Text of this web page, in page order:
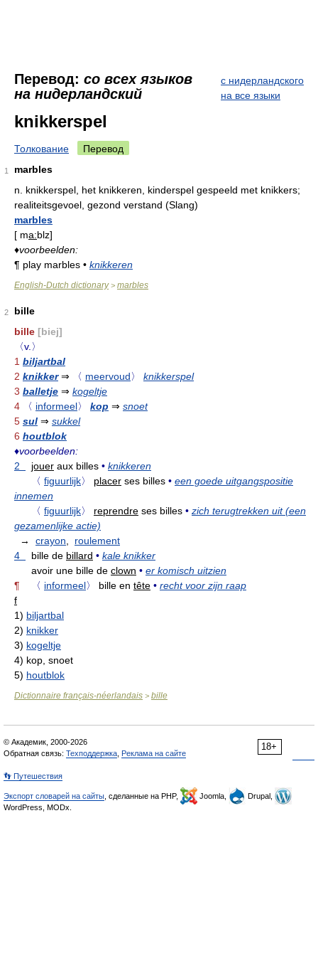
Перевод: со всех языков
на нидерландский
с нидерландского
на все языки
knikkerspel
Толкование Перевод
1
marbles
n.
knikkerspel, het knikkeren, kinderspel gespeeld met knikkers;
realiteitsgevoel, gezond verstand (Slang)
marbles
[ ma:blz]
♦voorbeelden:
¶ play marbles • knikkeren
English-Dutch dictionary> marbles
2
bille
bille [biej]
〈v.〉
1 biljartbal
2 knikker⇒ 〈 meervoud〉
knikkerspel
3 balletje ⇒ kogeltje
4
〈 informeel〉 kop ⇒ snoet
5 sul ⇒ sukkel
6 houtblok
♦voorbeelden:
2
jouer aux billes • knikkeren
〈 figuurlijk〉 placer ses billes • een goede uitgangspositie
innemen
〈 figuurlijk〉 reprendre ses billes • zich terugtrekken uit (een
gezamenlijke actie)
→ crayon
roulement
4
bille de billard • kale knikker
avoir une bille de clown • er komisch uitzien
¶
〈 informeel〉 bille en tête • recht voor zijn raap
f
1) biljartbal
2) knikker
3) kogeltje
4) kop, snoet
5) houtblok
Dictionnaire français-néerlandais > bille
18+
© Академик, 2000-2026
Обратная связь: Техподдержка Реклама на сайте
👣 Путешествия
Экспорт словарей на сайты , сделанные на PHP, Joomla,
Drupal,
WordPress, MODx.